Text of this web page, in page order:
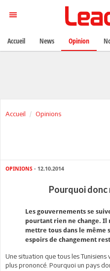
Accueil Opinions
OPINIONS - 12.10.2014
Pourquoi donc
Les gouvernements se
pourtant rien ne change. Il
mettre tous dans le même
espoirs de changement
Une situation que tous les
plus prononcé. Pourquoi un pays
Accueil News Opinion